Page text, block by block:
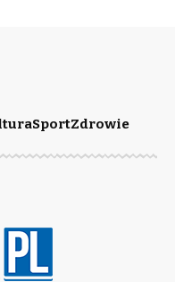
SportZdrowie